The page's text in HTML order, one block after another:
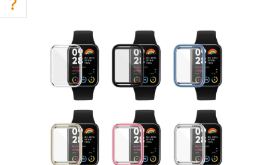
hodnocení